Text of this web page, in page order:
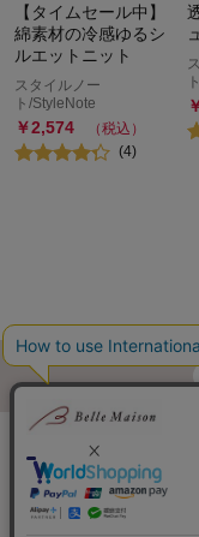
【タイムセール中】
綿素材の冷感ゆるシ
ルエットニット
スタイルノー
ト/StyleNote
￥2,574
（税込）
(4)
ご利用ガイド・お知らせ
サイトマップ